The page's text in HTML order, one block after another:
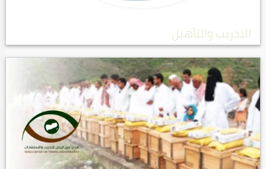
التدريب والتأهيل